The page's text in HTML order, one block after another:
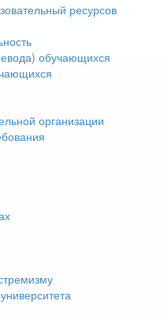
ресурсов
обучающихся
организации